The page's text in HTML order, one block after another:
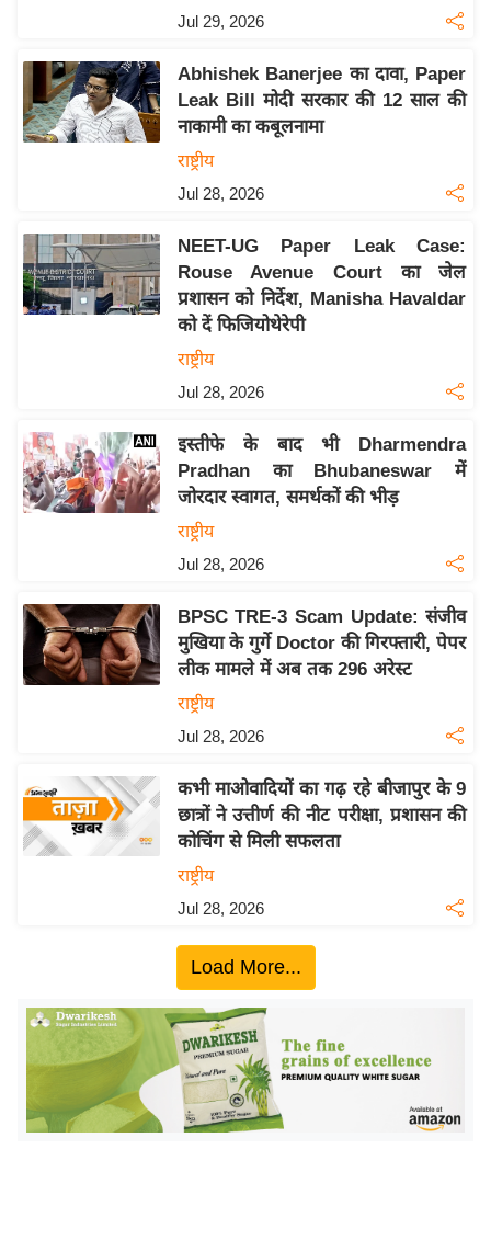
L
2
क्रा
इ
म
प
र
मि
बे
मि
सा
य
त
यं
हि
ग
त
Jul 29, 2026
Abhishek Banerjee का दावा, Paper
Leak Bill मोदी सरकार की 12 साल की
नाकामी का कबूलनामा
राष्ट्रीय
Jul 28, 2026
NEET-UG Paper Leak Case:
Rouse Avenue Court का जेल
प्रशासन को निर्देश, Manisha Havaldar
को दें फिजियोथेरेपी
राष्ट्रीय
Jul 28, 2026
इस्तीफे के बाद भी Dharmendra
Pradhan का Bhubaneswar में
जोरदार स्वागत, समर्थकों की भीड़
राष्ट्रीय
Jul 28, 2026
BPSC TRE-3 Scam Update: संजीव
मुखिया के गुर्गे Doctor की गिरफ्तारी, पेपर
लीक मामले में अब तक 296 अरेस्ट
राष्ट्रीय
Jul 28, 2026
कभी माओवादियों का गढ़ रहे बीजापुर के 9
छात्रों ने उत्तीर्ण की नीट परीक्षा, प्रशासन की
कोचिंग से मिली सफलता
राष्ट्रीय
Jul 28, 2026
Load More...